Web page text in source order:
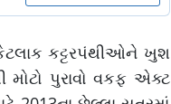
કટ્ટરપંથીઓને ખુશ
મોટો પુરાવો વકફ એક્ટ